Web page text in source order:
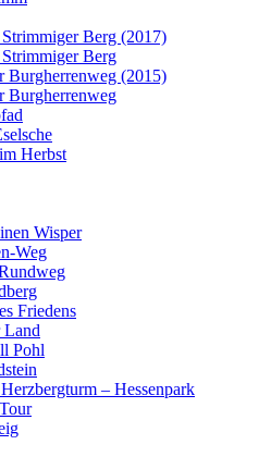
Berg (2017)
Berg
Burgherrenweg (2015)
Burgherrenweg
Herbst
Wisper
Weg
Friedens
Land
Pohl
– Hessenpark